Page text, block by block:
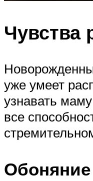
Чувства
уже умеет
узнавать
все
Обоняние